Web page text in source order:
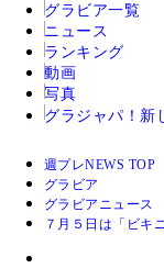
グラビア一覧
ニュース
ランキング
動画
写真
グラジャパ！ 新
週プレNEWS TOP
グラビア
グラビアニュース
７月５日は「ビキ